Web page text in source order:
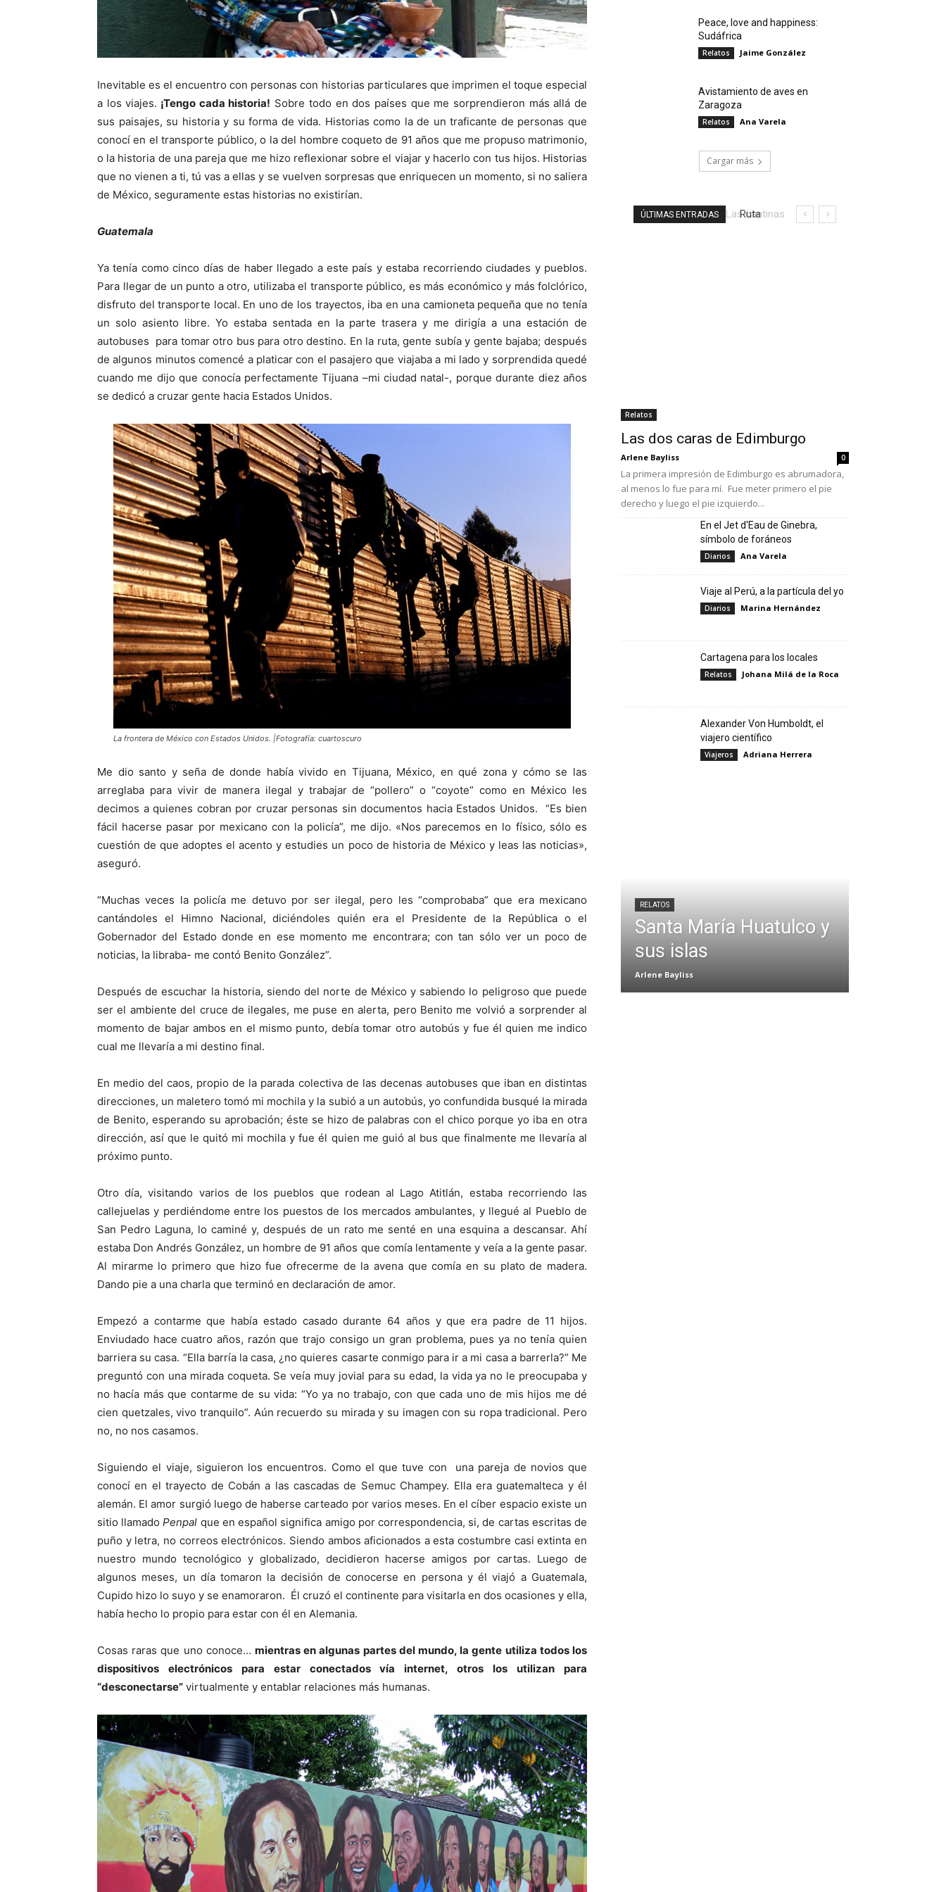
Inevitable es el encuentro con personas con historias particulares que imprimen el toque especial
a los viajes. ¡Tengo cada historia! Sobre todo en dos países que me sorprendieron más allá de
sus paisajes, su historia y su forma de vida. Historias como la de un traficante de personas que
conocí en el transporte público, o la del hombre coqueto de 91 años que me propuso matrimonio,
o la historia de una pareja que me hizo reflexionar sobre el viajar y hacerlo con tus hijos. Historias
que no vienen a ti, tú vas a ellas y se vuelven sorpresas que enriquecen un momento, si no saliera
de México, seguramente estas historias no existirían.
Guatemala
Ya tenía como cinco días de haber llegado a este país y estaba recorriendo ciudades y pueblos.
Para llegar de un punto a otro, utilizaba el transporte público, es más económico y más folclórico,
disfruto del transporte local. En uno de los trayectos, iba en una camioneta pequeña que no tenía
un solo asiento libre. Yo estaba sentada en la parte trasera y me dirigía a una estación de
autobuses para tomar otro bus para otro destino. En la ruta, gente subía y gente bajaba; después
de algunos minutos comencé a platicar con el pasajero que viajaba a mi lado y sorprendida quedé
cuando me dijo que conocía perfectamente Tijuana –mi ciudad natal-, porque durante diez años
se dedicó a cruzar gente hacia Estados Unidos.
La frontera de México con Estados Unidos. |Fotografía: cuartoscuro
Me dio santo y seña de donde había vivido en Tijuana, México, en qué zona y cómo se las
arreglaba para vivir de manera ilegal y trabajar de “pollero” o “coyote” como en México les
decimos a quienes cobran por cruzar personas sin documentos hacia Estados Unidos. “Es bien
fácil hacerse pasar por mexicano con la policía”, me dijo. «Nos parecemos en lo físico, sólo es
cuestión de que adoptes el acento y estudies un poco de historia de México y leas las noticias»,
aseguró.
“Muchas veces la policía me detuvo por ser ilegal, pero les “comprobaba” que era mexicano
cantándoles el Himno Nacional, diciéndoles quién era el Presidente de la República o el
Gobernador del Estado donde en ese momento me encontrara; con tan sólo ver un poco de
noticias, la libraba- me contó Benito González”.
Después de escuchar la historia, siendo del norte de México y sabiendo lo peligroso que puede
ser el ambiente del cruce de ilegales, me puse en alerta, pero Benito me volvió a sorprender al
momento de bajar ambos en el mismo punto, debía tomar otro autobús y fue él quien me indico
cual me llevaría a mi destino final.
En medio del caos, propio de la parada colectiva de las decenas autobuses que iban en distintas
direcciones, un maletero tomó mi mochila y la subió a un autobús, yo confundida busqué la mirada
de Benito, esperando su aprobación; éste se hizo de palabras con el chico porque yo iba en otra
dirección, así que le quitó mi mochila y fue él quien me guió al bus que finalmente me llevaría al
próximo punto.
Otro día, visitando varios de los pueblos que rodean al Lago Atitlán, estaba recorriendo las
callejuelas y perdiéndome entre los puestos de los mercados ambulantes, y llegué al Pueblo de
San Pedro Laguna, lo caminé y, después de un rato me senté en una esquina a descansar. Ahí
estaba Don Andrés González, un hombre de 91 años que comía lentamente y veía a la gente pasar.
Al mirarme lo primero que hizo fue ofrecerme de la avena que comía en su plato de madera.
Dando pie a una charla que terminó en declaración de amor.
Empezó a contarme que había estado casado durante 64 años y que era padre de 11 hijos.
Enviudado hace cuatro años, razón que trajo consigo un gran problema, pues ya no tenía quien
barriera su casa. “Ella barría la casa, ¿no quieres casarte conmigo para ir a mi casa a barrerla?” Me
preguntó con una mirada coqueta. Se veía muy jovial para su edad, la vida ya no le preocupaba y
no hacía más que contarme de su vida: “Yo ya no trabajo, con que cada uno de mis hijos me dé
cien quetzales, vivo tranquilo”. Aún recuerdo su mirada y su imagen con su ropa tradicional. Pero
no, no nos casamos.
Siguiendo el viaje, siguieron los encuentros. Como el que tuve con una pareja de novios que
conocí en el trayecto de Cobán a las cascadas de Semuc Champey. Ella era guatemalteca y él
alemán. El amor surgió luego de haberse carteado por varios meses. En el cíber espacio existe un
sitio llamadoPenpal que en español significa amigo por correspondencia, si, de cartas escritas de
puño y letra, no correos electrónicos. Siendo ambos aficionados a esta costumbre casi extinta en
nuestro mundo tecnológico y globalizado, decidieron hacerse amigos por cartas. Luego de
algunos meses, un día tomaron la decisión de conocerse en persona y él viajó a Guatemala,
Cupido hizo lo suyo y se enamoraron. Él cruzó el continente para visitarla en dos ocasiones y ella,
había hecho lo propio para estar con él en Alemania.
Cosas raras que uno conoce… mientras en algunas partes del mundo, la gente utiliza todos los
dispositivos electrónicos para estar conectados vía internet, otros los utilizan para
“desconectarse” virtualmente y entablar relaciones más humanas.
Peace, love and happiness:
Sudáfrica
Relatos Jaime González
Avistamiento de aves en
Zaragoza
Relatos Ana Varela
Cargar más
ÚLTIMAS ENTRADAS
Ruta
Relatos
Las dos caras de Edimburgo
Arlene Bayliss 0
La primera impresión de Edimburgo es abrumadora,
al menos lo fue para mí. Fue meter primero el pie
derecho y luego el pie izquierdo...
En el Jet d'Eau de Ginebra,
símbolo de foráneos
Diarios Ana Varela
Viaje al Perú, a la partícula del yo
Diarios Marina Hernández
Cartagena para los locales
Relatos Johana Milá de la Roca
Alexander Von Humboldt, el
viajero científico
Viajeros Adriana Herrera
RELATOS
Santa María Huatulco y
sus islas
Arlene Bayliss